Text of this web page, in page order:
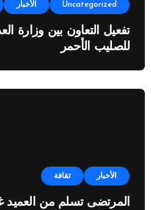
Uncategorized الأخبار
تفعيل التعاون بين وزارة
للصليب الأحمر
الأخبار ثقافة
المرتضى تسلم من